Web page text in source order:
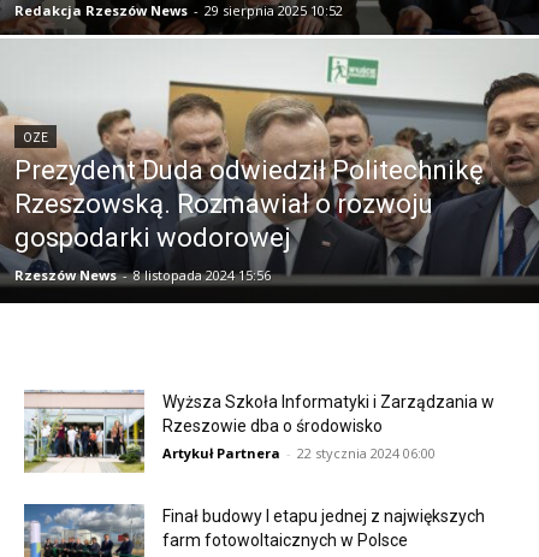
Redakcja Rzeszów News - 29 sierpnia 2025 10:52
OZE
Prezydent Duda odwiedził Politechnikę
Rzeszowską. Rozmawiał o rozwoju
gospodarki wodorowej
Rzeszów News - 8 listopada 2024 15:56
Wyższa Szkoła Informatyki i Zarządzania w
Rzeszowie dba o środowisko
Artykuł Partnera - 22 stycznia 2024 06:00
Finał budowy I etapu jednej z największych
farm fotowoltaicznych w Polsce